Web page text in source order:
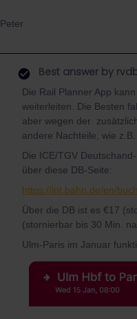
Peter
Best answer by
Die Rail Planner App
weiterleiten. Die Besten
aber wegen der
andere Nachteile, wie
Die ICE/TGV
über diese DB-Seite:
https://int.bahn.de/en/
Über die DB ist es €17
(stornierbar bis 30 Min.
Ulm-Paris im Januar